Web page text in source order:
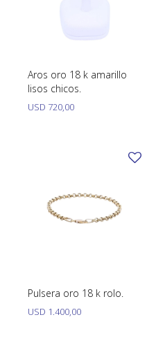
Aros oro 18 k amarillo
lisos chicos.
USD 720,00
Pulsera oro 18 k rolo.
USD 1.400,00